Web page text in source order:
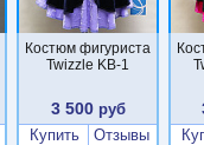
Костюм фигуриста
Twizzle KB-1
3 500руб
Купить
Отзывы